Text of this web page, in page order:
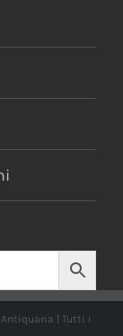
Antiquaria | Tutti i